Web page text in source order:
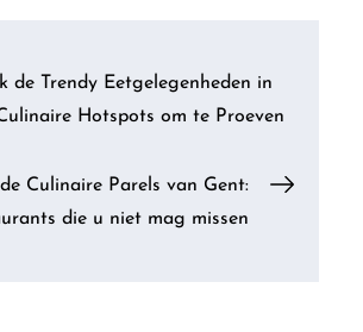
de Trendy Eetgelegenheden in
Hotspots om te Proeven
Culinaire Parels van Gent:
die u niet mag missen